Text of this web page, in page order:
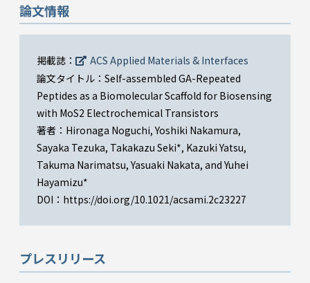
論文情報
掲載誌：
ACS Applied Materials & Interfaces
論文タイトル：Self-assembled GA-Repeated
Peptides as a Biomolecular Scaffold for Biosensing
with MoS2 Electrochemical Transistors
著者：Hironaga Noguchi, Yoshiki Nakamura,
Sayaka Tezuka, Takakazu Seki*, Kazuki Yatsu,
Takuma Narimatsu, Yasuaki Nakata, and Yuhei
Hayamizu*
DOI：https://doi.org/10.1021/acsami.2c23227
プレスリリース